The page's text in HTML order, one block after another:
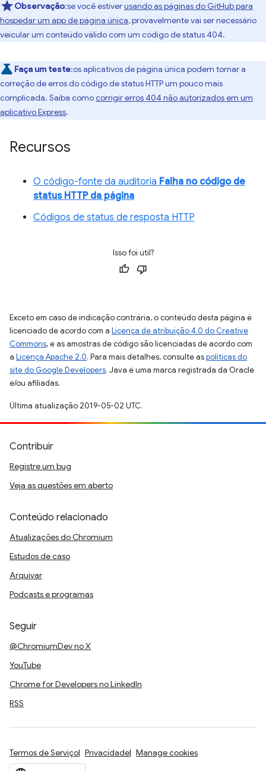
Observação:se você estiverusando as páginas do GitHub para
hospedar um app de página única, provavelmente vai ser necessário
veicular um conteúdo válido com um código de status 404.
Faça um teste:os aplicativos de página única podem tornar a
correção de erros do código de status HTTP um pouco mais
complicada. Saiba comocorrigir erros 404 não autorizados em um
aplicativo Express.
Recursos
O código-fonte da auditoria Falha no código de
status HTTP da página
Códigos de status de resposta HTTP
Isso foi útil?
Exceto em caso de indicação contrária, o conteúdo desta página é
licenciado de acordo com a Licença de atribuição 4.0 do Creative
Commons, e as amostras de código são licenciadas de acordo com
a Licença Apache 2.0. Para mais detalhes, consulte aspolíticas do
site do Google Developers. Java é uma marca registrada da Oracle
e/ou afiliadas.
Última atualização 2019-05-02 UTC.
Contribuir
Registre um bug
Veja as questões em aberto
Conteúdo relacionado
Atualizações do Chromium
Estudos de caso
Arquivar
Podcasts e programas
Seguir
@ChromiumDev no X
YouTube
Chrome for Developers no LinkedIn
RSS
Termos de Serviço Privacidade Manage cookies